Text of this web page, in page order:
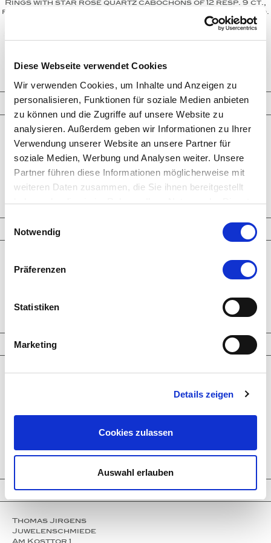
Diese Webseite verwendet Cookies
Wir verwenden Cookies, um Inhalte und Anzeigen zu
personalisieren, Funktionen für soziale Medien anbieten
zu können und die Zugriffe auf unsere Website zu
analysieren. Außerdem geben wir Informationen zu Ihrer
Verwendung unserer Website an unsere Partner für
soziale Medien, Werbung und Analysen weiter. Unsere
Partner führen diese Informationen möglicherweise mit
weiteren Daten zusammen, die Sie ihnen bereitgestellt
haben oder die sie im Rahmen Ihrer Nutzung der Dienste
Einwilligungsauswahl
Notwendig
Präferenzen
Statistiken
Marketing
Details zeigen
Cookies zulassen
Auswahl erlauben
Rings with star rose quartz cabochons of 12 resp. 9 ct.,
flanked by white diamonds and set in 750/000 white gold.
diamonds
Jewelry
Rings
Earrings
Bracelets
Cufflinks
Brooches - Objects
Highlights
Larimar
Clear Crystals
Trinity Transformers
Information
Company
Instagram
Imprint
Privacy policy
Contact
Thomas Jirgens
Juwelenschmiede